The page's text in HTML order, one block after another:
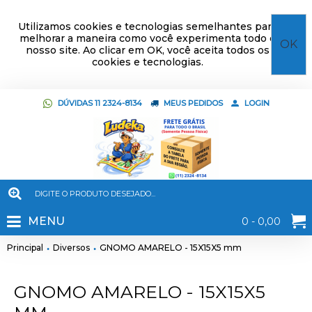
Utilizamos cookies e tecnologias semelhantes para
melhorar a maneira como você experimenta todo o
nosso site. Ao clicar em OK, você aceita todos os
cookies e tecnologias.
OK
DÚVIDAS 11 2324-8134 MEUS PEDIDOS LOGIN
0 - 0,00
MENU
Principal Diversos GNOMO AMARELO - 15X15X5 mm
GNOMO AMARELO - 15X15X5